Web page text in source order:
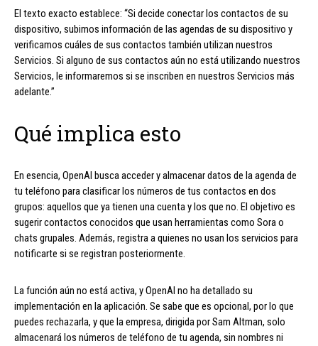
El texto exacto establece: “Si decide conectar los contactos de su
dispositivo, subimos información de las agendas de su dispositivo y
verificamos cuáles de sus contactos también utilizan nuestros
Servicios. Si alguno de sus contactos aún no está utilizando nuestros
Servicios, le informaremos si se inscriben en nuestros Servicios más
adelante.”
Qué implica esto
En esencia, OpenAI busca acceder y almacenar datos de la agenda de
tu teléfono para clasificar los números de tus contactos en dos
grupos: aquellos que ya tienen una cuenta y los que no. El objetivo es
sugerir contactos conocidos que usan herramientas como Sora o
chats grupales. Además, registra a quienes no usan los servicios para
notificarte si se registran posteriormente.
La función aún no está activa, y OpenAI no ha detallado su
implementación en la aplicación. Se sabe que es opcional, por lo que
puedes rechazarla, y que la empresa, dirigida por Sam Altman, solo
almacenará los números de teléfono de tu agenda, sin nombres ni